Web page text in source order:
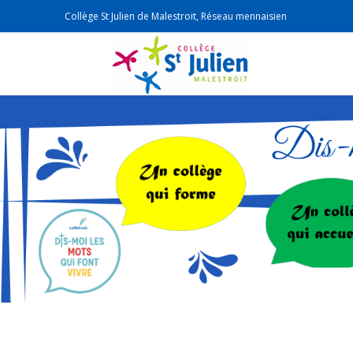
Collège St Julien de Malestroit, Réseau mennaisien